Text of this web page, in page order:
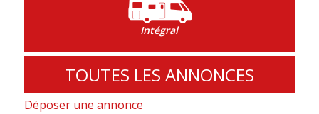
Intégral
TOUTES LES ANNONCES
Déposer une annonce